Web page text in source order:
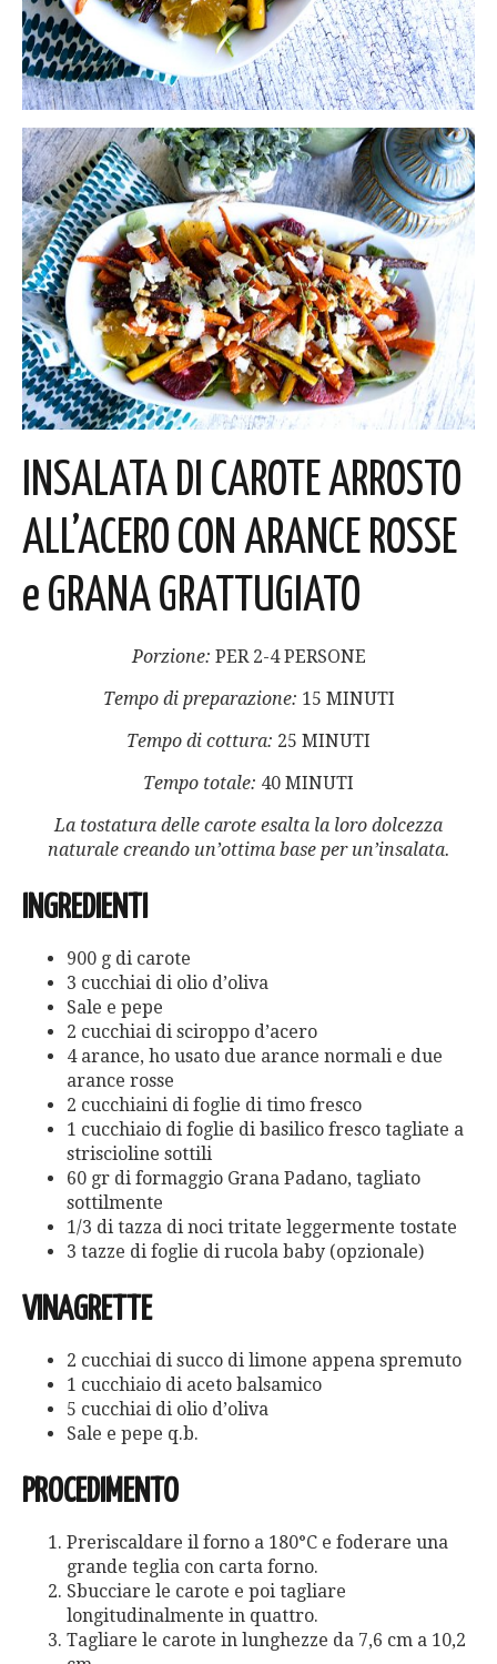
INSALATA DI CAROTE ARROSTO
ALL’ACERO CON ARANCE ROSSE
e GRANA GRATTUGIATO
Porzione: PER 2-4 PERSONE
Tempo di preparazione: 15 MINUTI
Tempo di cottura: 25 MINUTI
Tempo totale: 40 MINUTI
La tostatura delle carote esalta la loro dolcezza
naturale creando un’ottima base per un’insalata.
INGREDIENTI
900 g di carote
3 cucchiai di olio d’oliva
Sale e pepe
2 cucchiai di sciroppo d’acero
4 arance, ho usato due arance normali e due
arance rosse
2 cucchiaini di foglie di timo fresco
1 cucchiaio di foglie di basilico fresco tagliate a
striscioline sottili
60 gr di formaggio Grana Padano, tagliato
sottilmente
1/3 di tazza di noci tritate leggermente tostate
3 tazze di foglie di rucola baby (opzionale)
VINAGRETTE
2 cucchiai di succo di limone appena spremuto
1 cucchiaio di aceto balsamico
5 cucchiai di olio d’oliva
Sale e pepe q.b.
PROCEDIMENTO
Preriscaldare il forno a 180°C e foderare una
grande teglia con carta forno.
Sbucciare le carote e poi tagliare
longitudinalmente in quattro.
Tagliare le carote in lunghezze da 7,6 cm a 10,2